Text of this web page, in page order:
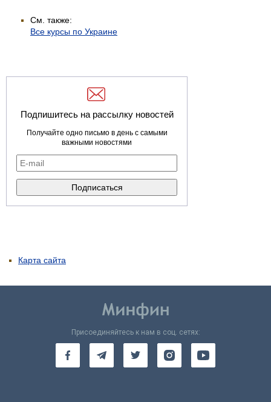
См. также:
Все курсы по Украине
Подпишитесь на рассылку новостей
Получайте одно письмо в день с самыми
важными новостями
Карта сайта
Присоединяйтесь к нам в соц. сетях: